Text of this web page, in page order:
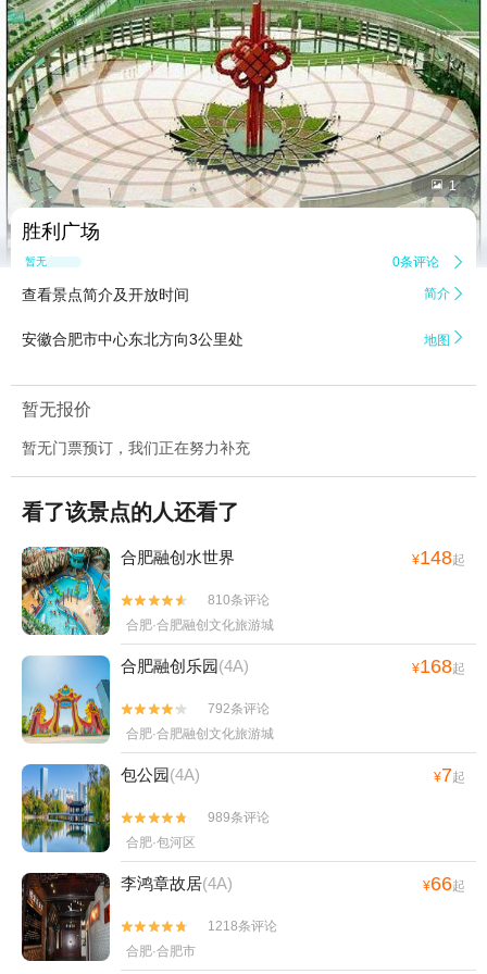
 1
胜利广场
暂无点评 0条评论 
查看景点简介及开放时间 简介 
安徽合肥市中心东北方向3公里处 地图 
暂无报价
暂无门票预订，我们正在努力补充
看了该景点的人还看了
合肥融创水世界 ¥148起


810条评论
合肥·合肥融创文化旅游城
合肥融创乐园(4A) ¥168起


792条评论
合肥·合肥融创文化旅游城
包公园(4A) ¥7起


989条评论
合肥·包河区
李鸿章故居(4A) ¥66起


1218条评论
合肥·合肥市
